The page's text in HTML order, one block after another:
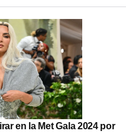
en la Met Gala 2024 por